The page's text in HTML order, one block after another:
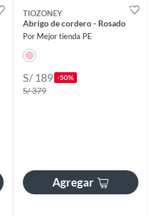
TIOZONEY
Abrigo de cordero - Rosado
Por Mejor tienda PE
S/ 189 -50%
S/ 379
Agregar